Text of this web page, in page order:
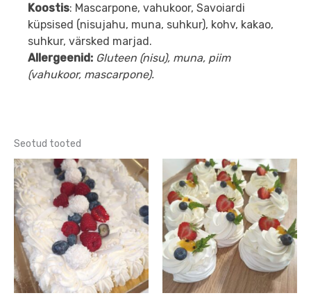
Koostis: Mascarpone, vahukoor, Savoiardi
küpsised (nisujahu, muna, suhkur), kohv, kakao,
suhkur, värsked marjad.
​Allergeenid: Gluteen (nisu), muna, piim
(vahukoor, mascarpone).
Seotud tooted